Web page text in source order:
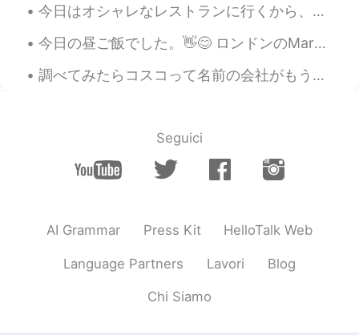
KR EN
Hey happy birthday! 🎊 we have similar
Happy birthday to you!
Grace 2020.03.17 13:10
CN EN
I wish you the happiest happiest birthday
今日はオシャレなレストランに行くから、ちゃんとメイクしたのに、天気が暑すぎて、数分歩いてもすぐ汗まみれになってしまった… 特にマスクをしないといけないから、もっと汗をかいたね… 料理は美味しかっ...
今日の昼ご飯でした。👋😊 ロンドンのMarugame Udonです。このレストランはとても新しいです。日本で行ったことがあります。😄👌 このうどんはかけでした。美味しかったです。 天ぷらは鶏肉と...
調べてみたらコスコって名前の会社がもう日本に存在していて、名前が使えなかったからコストコになったらしいですね🤔 コスコは私にとって子供の頃から、数分で行けるくらいの距離にある試食の多いスーパーで...
Seguici
AI Grammar Press Kit HelloTalk Web
Language Partners Lavori Blog
Chi Siamo